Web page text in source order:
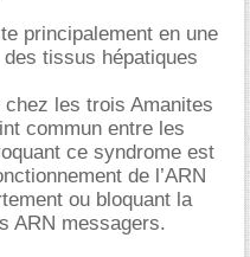
principalement en une
tissus hépatiques
les trois Amanites
commun entre les
ce syndrome est
de l’ARN
ou bloquant la
ARN messagers.